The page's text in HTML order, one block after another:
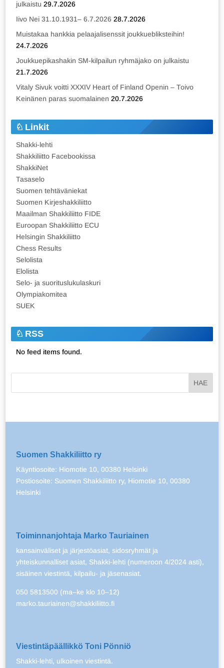
julkaistu 29.7.2026
Iivo Nei 31.10.1931– 6.7.2026 28.7.2026
Muistakaa hankkia pelaajalisenssit joukkuebliksteihin!
24.7.2026
Joukkuepikashakin SM-kilpailun ryhmäjako on julkaistu
21.7.2026
Vitaly Sivuk voitti XXXIV Heart of Finland Openin – Toivo
Keinänen paras suomalainen 20.7.2026
Linkit
Shakki-lehti
Shakkiliitto Facebookissa
ShakkiNet
Tasaselo
Suomen tehtäväniekat
Suomen Kirjeshakkiliitto
Maailman Shakkiliitto FIDE
Euroopan Shakkiliitto ECU
Helsingin Shakkiliitto
Chess Results
Selolista
Elolista
Selo- ja suorituslukulaskuri
Olympiakomitea
SUEK
RSS
No feed items found.
Suomen Shakkiliitto ry
Käyntiosoite: Hiomotie 10, 00380 Helsinki
Postiosoite: Suomen Shakkiliitto ry, Hiomotie 10, 00380
Helsinki
Toiminnanjohtaja Marko Tauriainen
kansainväliset ja järjestöasiat, sidosryhmät ja
yhteiskunnalliset asiat, Shakki-lehti (numeroon 4/2024 asti),
sisäinen viestintä, kilpailu- ja jäsenasiat.
050 5813500 (ma–ke klo 10–12)
marko.tauriainen@shakkiliitto.fi
Viestintäpäällikkö Toni Pönniö
Shakki-lehti, ulkoinen viestintä.